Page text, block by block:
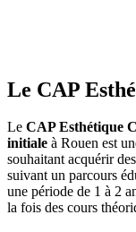
Le CAP
Le CAP Esthétique
initiale à Rouen est
souhaitant acquérir
suivant un parcours
une période de 1 à 2
la fois des cours